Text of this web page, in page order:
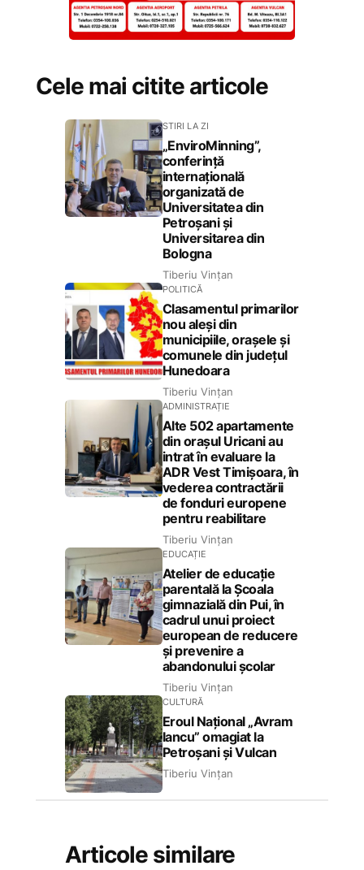
Cele mai citite articole
STIRI LA ZI
„EnviroMinning”,
conferință
internațională
organizată de
Universitatea din
Petroșani și
Universitarea din
Bologna
Tiberiu Vințan
POLITICĂ
Clasamentul primarilor
nou aleși din
municipiile, orașele și
comunele din județul
Hunedoara
Tiberiu Vințan
ADMINISTRAȚIE
Alte 502 apartamente
din orașul Uricani au
intrat în evaluare la
ADR Vest Timișoara, în
vederea contractării
de fonduri europene
pentru reabilitare
Tiberiu Vințan
EDUCAȚIE
Atelier de educație
parentală la Școala
gimnazială din Pui, în
cadrul unui proiect
european de reducere
și prevenire a
abandonului școlar
Tiberiu Vințan
CULTURĂ
Eroul Național „Avram
Iancu” omagiat la
Petroșani și Vulcan
Tiberiu Vințan
Articole similare